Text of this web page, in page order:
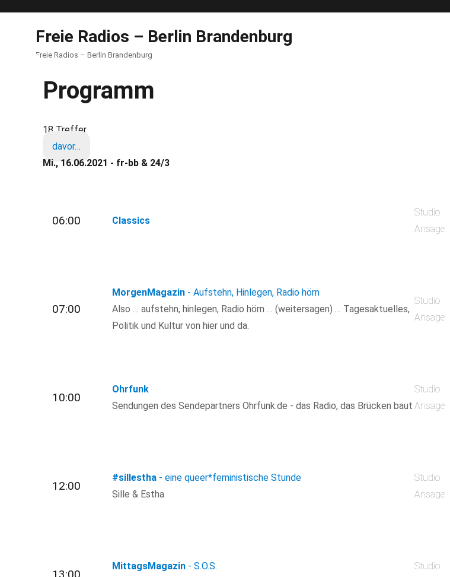
Freie Radios – Berlin Brandenburg
Freie Radios – Berlin Brandenburg
Programm
18 Treffer
davor…
Mi., 16.06.2021 - fr-bb & 24/3
06:00 Classics
Studio
Ansage
07:00
MorgenMagazin - Aufstehn, Hinlegen, Radio hörn
Also … aufstehn, hinlegen, Radio hörn … (weitersagen) … Tagesaktuelles,
Politik und Kultur von hier und da.
Studio
Ansage
10:00
Ohrfunk
Sendungen des Sendepartners Ohrfunk.de - das Radio, das Brücken baut
Studio
Ansage
12:00
#sillestha - eine queer*feministische Stunde
Sille & Estha
Studio
Ansage
13:00
MittagsMagazin - S.O.S.
Studio